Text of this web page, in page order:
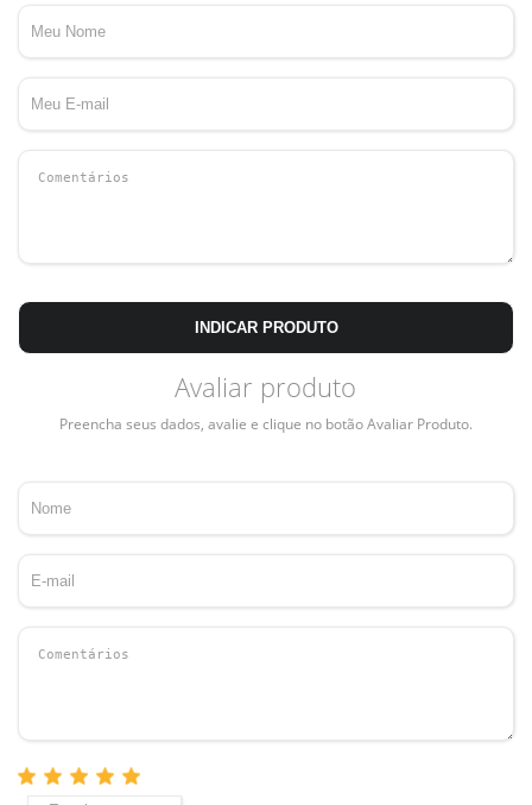
INDICAR PRODUTO
Avaliar produto
Preencha seus dados, avalie e clique no botão Avaliar Produto.